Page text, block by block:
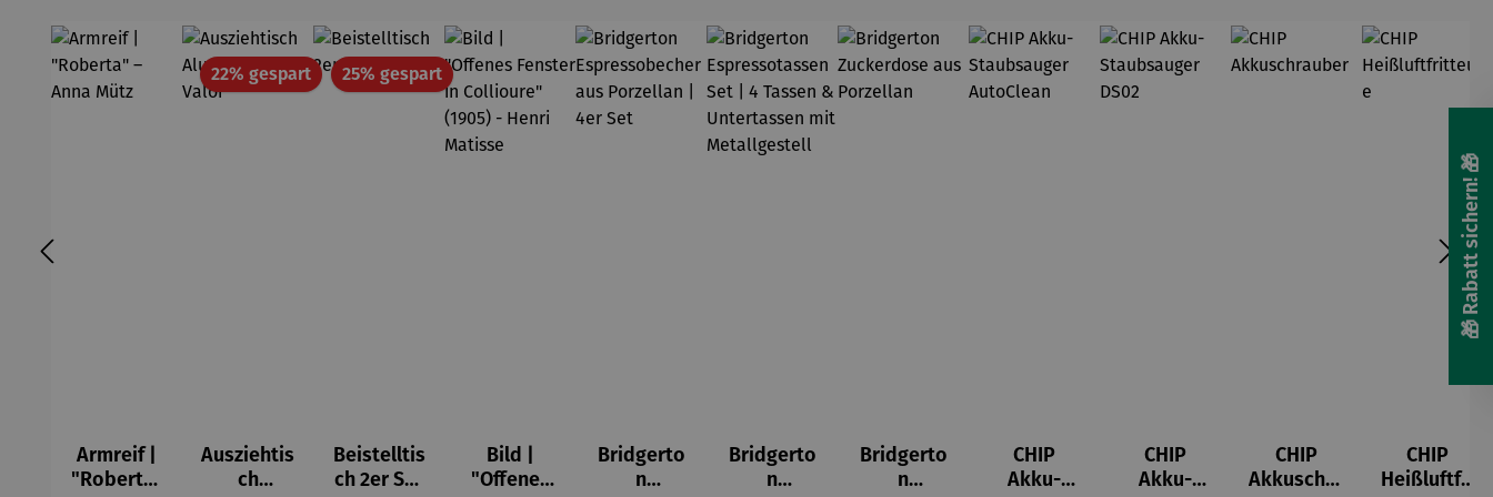
Armreif |
"Roberta"
22% gespartRabatt
Ausziehtis
ch
25% gespartRabatt
Beistelltis
ch 2er Set
Bild |
"Offenes
Bridgerto
n
Bridgerto
n
Bridgerto
n
CHIP
Akku-
CHIP
Akku-
CHIP
Akkuschra
CHIP
Heißluftfri
🎁 Rabatt sichern! 🎁